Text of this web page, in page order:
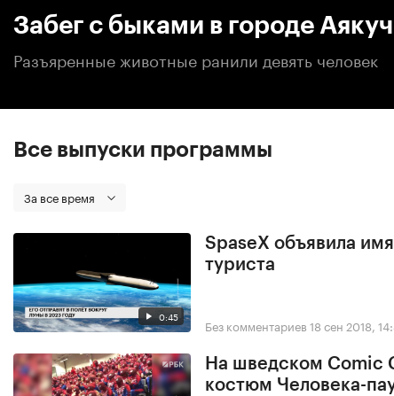
Забег с быками в городе
Разъяренные животные ранили девять человек
Все выпуски программы
За все время
0:45
SpaseX объявила
туриста
Без комментариев 18 сен 2018,
На шведском Comic
костюм Человека-